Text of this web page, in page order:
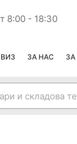
8:00 - 18:30
ЗА НАС